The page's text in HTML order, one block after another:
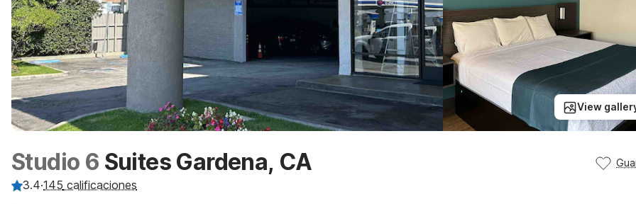
View
Studio 6 Suites Gardena, CA
3.4·145 calificaciones